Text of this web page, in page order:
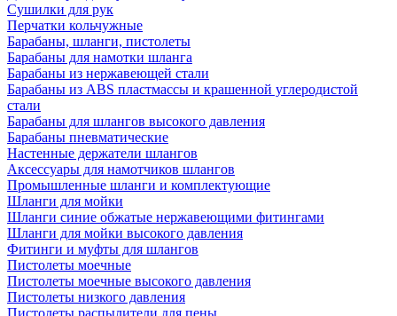
Сушилки для рук
Перчатки кольчужные
Барабаны, шланги, пистолеты
Барабаны для намотки шланга
Барабаны из нержавеющей стали
Барабаны из ABS пластмассы и крашенной углеродистой
стали
Барабаны для шлангов высокого давления
Барабаны пневматические
Настенные держатели шлангов
Аксессуары для намотчиков шлангов
Промышленные шланги и комплектующие
Шланги для мойки
Шланги синие обжатые нержавеющими фитингами
Шланги для мойки высокого давления
Фитинги и муфты для шлангов
Пистолеты моечные
Пистолеты моечные высокого давления
Пистолеты низкого давления